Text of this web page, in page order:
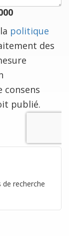
politique
des
consens
publié.
recherche